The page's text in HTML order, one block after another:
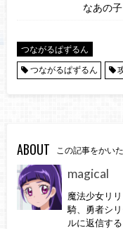
なあの
つながるぱずるん
つながるぱずるん
ABOUT この記事をかい
magical
魔法少女リ
騎、勇者シ
ルに返信す